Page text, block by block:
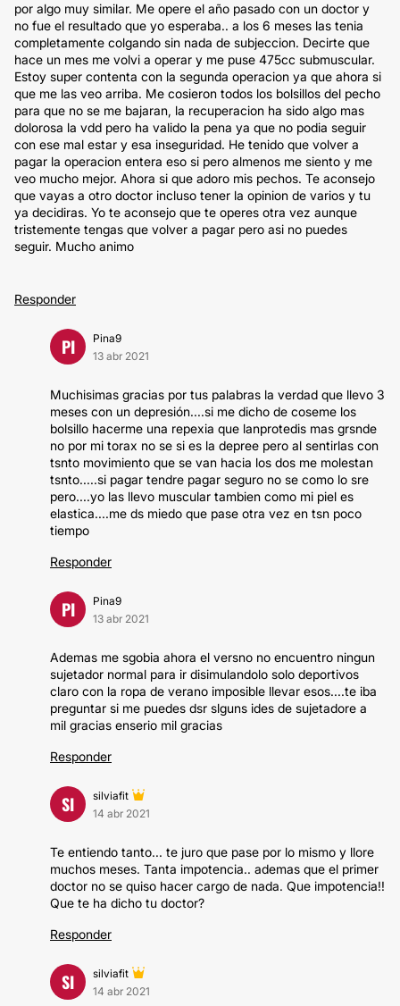
por algo muy similar. Me opere el año pasado con un doctor y
no fue el resultado que yo esperaba.. a los 6 meses las tenia
completamente colgando sin nada de subjeccion. Decirte que
hace un mes me volvi a operar y me puse 475cc submuscular.
Estoy super contenta con la segunda operacion ya que ahora si
que me las veo arriba. Me cosieron todos los bolsillos del pecho
para que no se me bajaran, la recuperacion ha sido algo mas
dolorosa la vdd pero ha valido la pena ya que no podia seguir
con ese mal estar y esa inseguridad. He tenido que volver a
pagar la operacion entera eso si pero almenos me siento y me
veo mucho mejor. Ahora si que adoro mis pechos. Te aconsejo
que vayas a otro doctor incluso tener la opinion de varios y tu
ya decidiras. Yo te aconsejo que te operes otra vez aunque
tristemente tengas que volver a pagar pero asi no puedes
seguir. Mucho animo
Responder
PI
Pina9
13 abr 2021
Muchisimas gracias por tus palabras la verdad que llevo 3
meses con un depresión....si me dicho de coseme los
bolsillo hacerme una repexia que lanprotedis mas grsnde
no por mi torax no se si es la depree pero al sentirlas con
tsnto movimiento que se van hacia los dos me molestan
tsnto.....si pagar tendre pagar seguro no se como lo sre
pero....yo las llevo muscular tambien como mi piel es
elastica....me ds miedo que pase otra vez en tsn poco
tiempo
Responder
PI
Pina9
13 abr 2021
Ademas me sgobia ahora el versno no encuentro ningun
sujetador normal para ir disimulandolo solo deportivos
claro con la ropa de verano imposible llevar esos....te iba
preguntar si me puedes dsr slguns ides de sujetadore a
mil gracias enserio mil gracias
Responder
SI
silviafit
14 abr 2021
Te entiendo tanto... te juro que pase por lo mismo y llore
muchos meses. Tanta impotencia.. ademas que el primer
doctor no se quiso hacer cargo de nada. Que impotencia!!
Que te ha dicho tu doctor?
Responder
SI
silviafit
14 abr 2021